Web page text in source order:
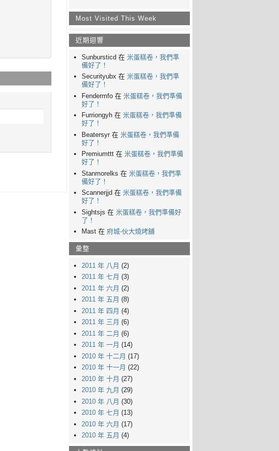
Most Visited This Week
近期迴響
Sunbursticd 在 米蛋糕卷，我們準
備好了！
Securityubx 在 米蛋糕卷，我們準
備好了！
Fendermfo 在 米蛋糕卷，我們準備
好了！
Furriongyh 在 米蛋糕卷，我們準備
好了！
Beatersyr 在 米蛋糕卷，我們準備
好了！
Premiumttt 在 米蛋糕卷，我們準備
好了！
Stanmorelks 在 米蛋糕卷，我們準
備好了！
Scannerjjd 在 米蛋糕卷，我們準備
好了！
Sightsjs 在 米蛋糕卷，我們準備好
了！
Mast 在 府城-伙大燒烤舖
彙整
2011 年 八月 (2)
2011 年 七月 (3)
2011 年 六月 (2)
2011 年 五月 (8)
2011 年 四月 (4)
2011 年 三月 (6)
2011 年 二月 (6)
2011 年 一月 (14)
2010 年 十二月 (17)
2010 年 十一月 (22)
2010 年 十月 (27)
2010 年 九月 (29)
2010 年 八月 (30)
2010 年 七月 (13)
2010 年 六月 (17)
2010 年 五月 (4)